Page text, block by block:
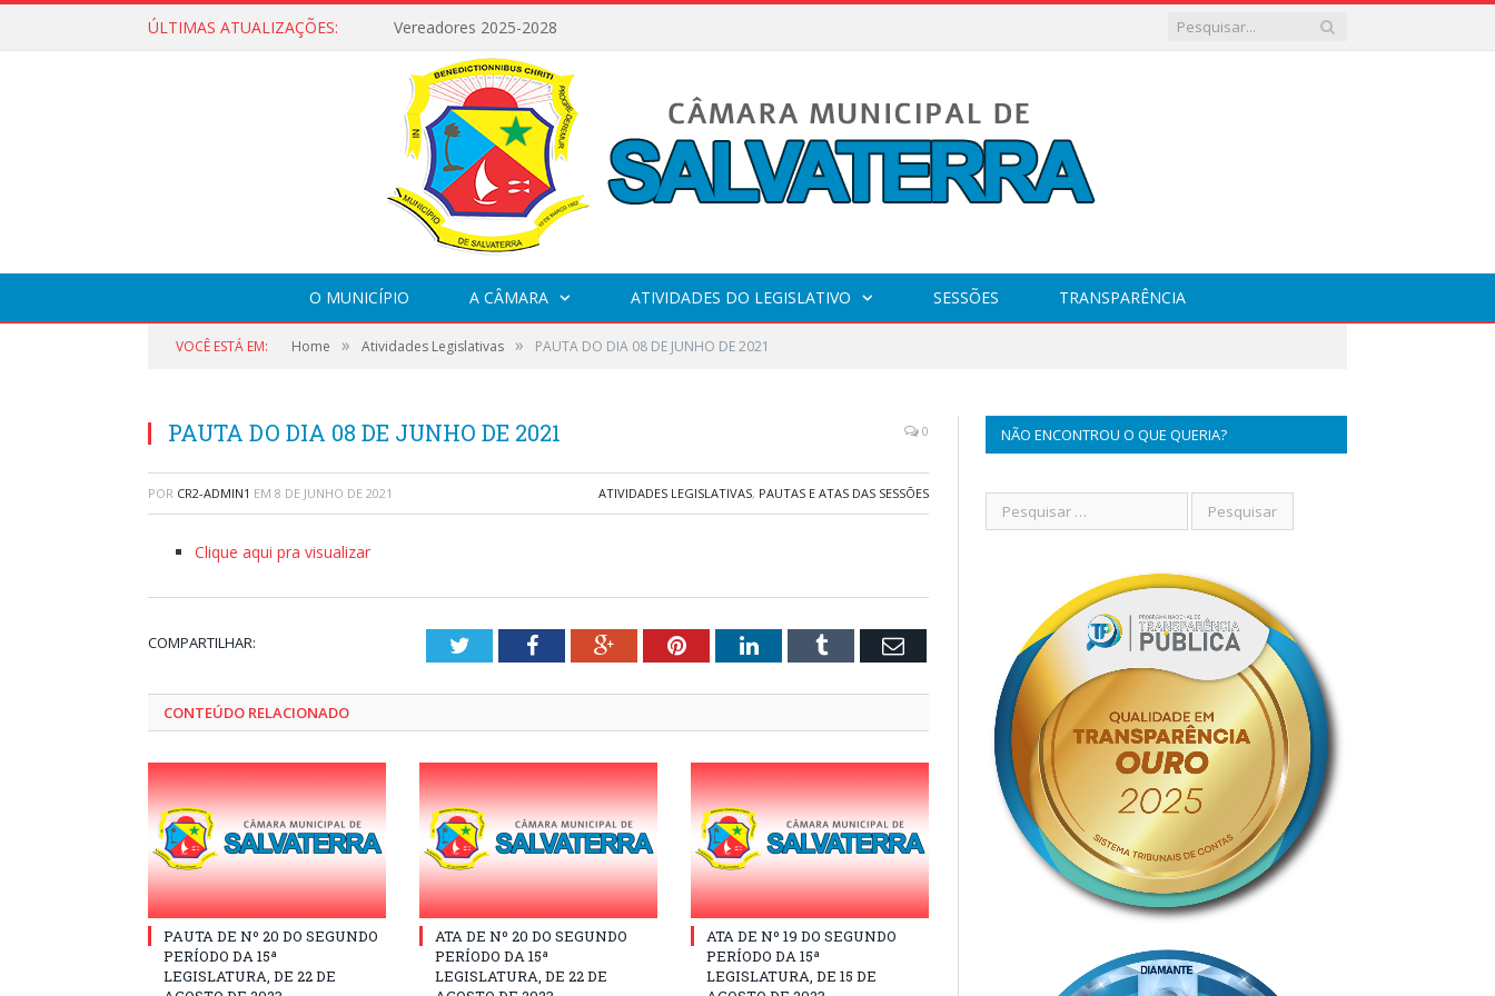
ÚLTIMAS ATUALIZAÇÕES: Vereadores 2025-2028
O MUNICÍPIO A CÂMARA ATIVIDADES DO LEGISLATIVO SESSÕES TRANSPARÊNCIA
VOCÊ ESTÁ EM: Home » Atividades Legislativas » PAUTA DO DIA 08 DE JUNHO DE 2021
PAUTA DO DIA 08 DE JUNHO DE 2021 0
POR CR2-ADMIN1 EM 8 DE JUNHO DE 2021 ATIVIDADES LEGISLATIVAS, PAUTAS E ATAS DAS SESSÕES
Clique aqui pra visualizar
COMPARTILHAR: TwitterFacebookGoogle+PinterestLinkedInTumblr Email
CONTEÚDO RELACIONADO
PAUTA DE Nº 20 DO SEGUNDO
PERÍODO DA 15ª
LEGISLATURA, DE 22 DE
ATA DE Nº 20 DO SEGUNDO
PERÍODO DA 15ª
LEGISLATURA, DE 22 DE
ATA DE Nº 19 DO SEGUNDO
PERÍODO DA 15ª
LEGISLATURA, DE 15 DE
NÃO ENCONTROU O QUE QUERIA?